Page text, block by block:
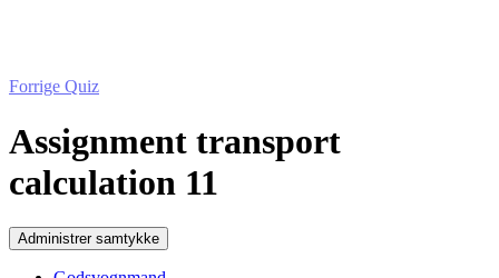
Forrige Quiz
Assignment transport
calculation 11
Administrer samtykke